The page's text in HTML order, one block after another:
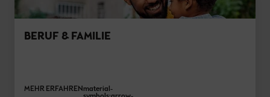
BERUF & FAMILIE
MEHR ERFAHREN material-